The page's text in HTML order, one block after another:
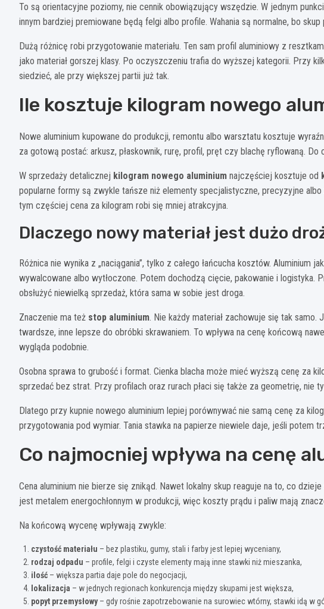
To są orientacyjne poziomy, nie cennik obowiązujący wszędzie. W jednym
innym bardziej premiowane będą felgi albo profile. Wahania są normalne, bo
Dużą różnicę robi przygotowanie materiału. Ten sam profil aluminiowy z
jako materiał gorszej klasy. Po oczyszczeniu trafia do wyższej kategorii. Przy
siedzieć, ale przy większej partii już tak.
Ile kosztuje kilogram nowego
Nowe aluminium kupowane do produkcji, remontu albo warsztatu kosztuje
za gotową postać: arkusz, płaskownik, rurę, profil, pręt czy blachę ryflowaną.
W sprzedaży detalicznej kilogram nowego aluminium najczęściej kosztuje od
popularne formy są zwykle tańsze niż elementy specjalistyczne, precyzyjne
tym częściej cena za kilogram robi się mniej atrakcyjna.
Dlaczego nowy materiał jest dużo
Różnica nie wynika z „naciągania”, tylko z całego łańcucha kosztów. Aluminium
wywalcowane albo wytłoczone. Potem dochodzą cięcie, pakowanie i logistyka.
obsłużyć niewielką sprzedaż, która sama w sobie jest droga.
Znaczenie ma też stop aluminium. Nie każdy materiał zachowuje się tak
twardsze, inne lepsze do obróbki skrawaniem. To wpływa na cenę końcową
wygląda podobnie.
Osobna sprawa to grubość i format. Cienka blacha może mieć wyższą cenę za
sprzedać bez strat. Przy profilach oraz rurach płaci się także za geometrię, nie
Dlatego przy kupnie nowego aluminium lepiej porównywać nie samą cenę za
przygotowania pod wymiar. Tania stawka na papierze niewiele daje, jeśli potem
Co najmocniej wpływa na cenę
Cena aluminium nie bierze się znikąd. Nawet lokalny skup reaguje na to, co
jest metalem energochłonnym w produkcji, więc koszty prądu i paliw mają
Na końcową wycenę wpływają zwykle:
czystość materiału – bez plastiku, gumy, stali i farby jest lepiej wyceniany,
rodzaj odpadu – profile, felgi i czyste elementy mają inne stawki niż mieszanka,
ilość – większa partia daje pole do negocjacji,
lokalizacja – w jednych regionach konkurencja między skupami jest większa,
popyt przemysłowy– gdy rośnie zapotrzebowanie na surowiec wtórny, stawki idą w